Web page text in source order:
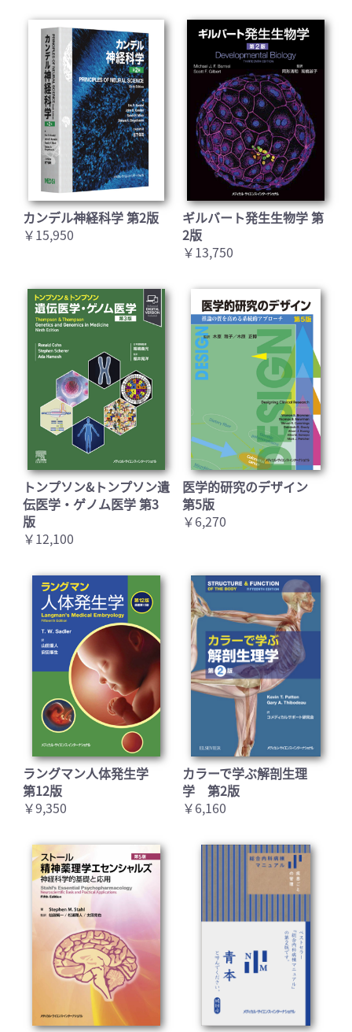
カンデル神経科学 第2版
￥15,950
ギルバート発生生物学 第
2版
￥13,750
トンプソン&トンプソン遺
伝医学・ゲノム医学 第3
版
￥12,100
医学的研究のデザイン
第5版
￥6,270
ラングマン人体発生学
第12版
￥9,350
カラーで学ぶ解剖生理
学 第2版
￥6,160